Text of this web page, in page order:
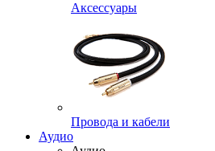
Аксессуары
Провода и кабели
Аудио